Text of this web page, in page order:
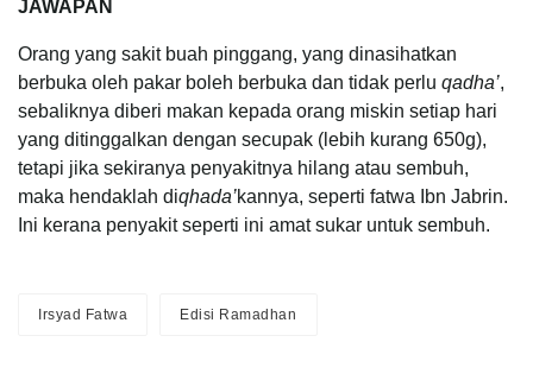
JAWAPAN
Orang yang sakit buah pinggang, yang dinasihatkan
berbuka oleh pakar boleh berbuka dan tidak perlu qadha’,
sebaliknya diberi makan kepada orang miskin setiap hari
yang ditinggalkan dengan secupak (lebih kurang 650g),
tetapi jika sekiranya penyakitnya hilang atau sembuh,
maka hendaklah diqhada’kannya, seperti fatwa Ibn Jabrin.
Ini kerana penyakit seperti ini amat sukar untuk sembuh.
Irsyad Fatwa Edisi Ramadhan